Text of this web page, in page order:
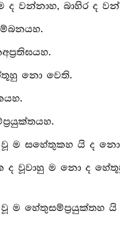
ද වන්නාහ, බාහිර ද
නො වෙති.
වූ ම සහේතුකහ යි ද නො
ද වූවාහු ම නො ද
ම හේතුසම්ප්‍රයුක්තහ